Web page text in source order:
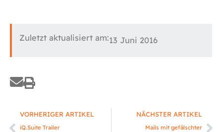
Zuletzt aktualisiert am:13 Juni 2016
Zurück
VORHERIGER ARTIKEL
iQ.Suite Trailer
NÄCHSTER ARTIKEL
Mails mit gefälschter